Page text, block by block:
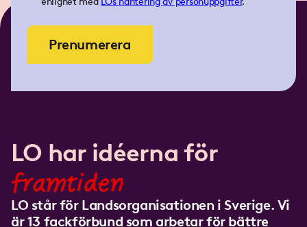
Prenumerera
LO har idéerna för
framtiden
LO står för Landsorganisationen i Sverige. Vi
är 13 fackförbund som arbetar för bättre